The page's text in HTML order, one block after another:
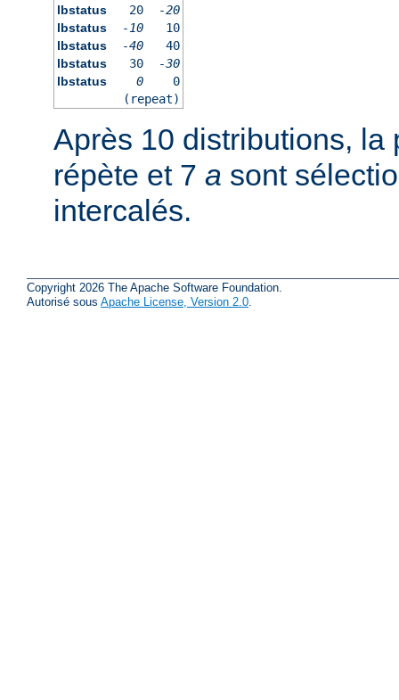
lbstatus
20
-20
lbstatus
-10
10
lbstatus
-40
40
lbstatus
30
-30
lbstatus
0
0
(repeat)
Après 10 distributions, la
répète et 7 a sont
intercalés.
Copyright 2026 The Apache Software Foundation.
Autorisé sous Apache License, Version 2.0.